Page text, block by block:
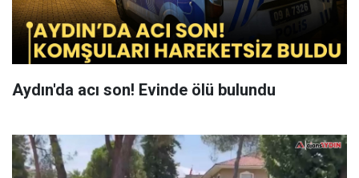
Aydın'da acı son! Evinde ölü bulundu